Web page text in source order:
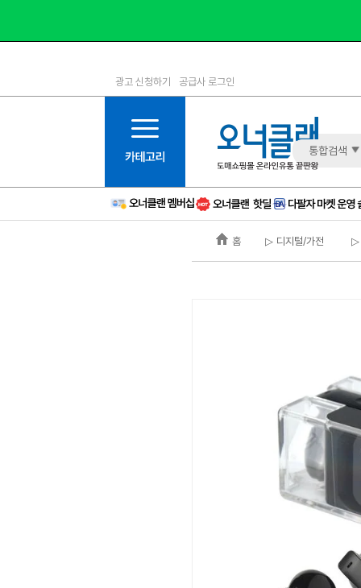
1등급
6등급
11등급
12등급
15등급
16등급
광고 신청하기 공급사 로그인
통합검색
홈 ▷ 디지털/가전 ▷